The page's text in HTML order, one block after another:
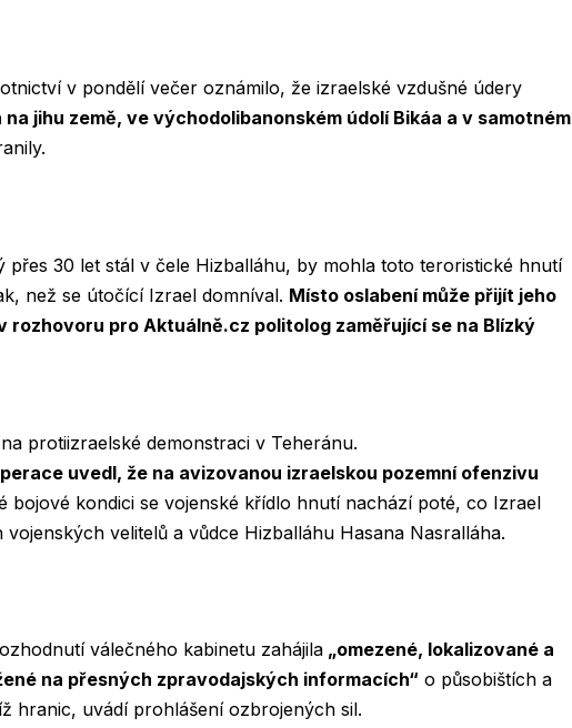
v pondělí večer oznámilo, že izraelské vzdušné údery
jihu země, ve východolibanonském údolí Bikáa a v samotném
přes 30 let stál v čele Hizballáhu, by mohla toto teroristické hnutí
než se útočící Izrael domníval. Místo oslabení může přijít jeho
rozhovoru pro Aktuálně.cz politolog zaměřující se na Blízký
uvedl, že na avizovanou izraelskou pozemní ofenzivu
bojové kondici se vojenské křídlo hnutí nachází poté, co Izrael
velitelů a vůdce Hizballáhu Hasana Nasralláha.
válečného kabinetu zahájila „omezené, lokalizované a
na přesných zpravodajských informacích“ o působištích a
hranic, uvádí prohlášení ozbrojených sil.